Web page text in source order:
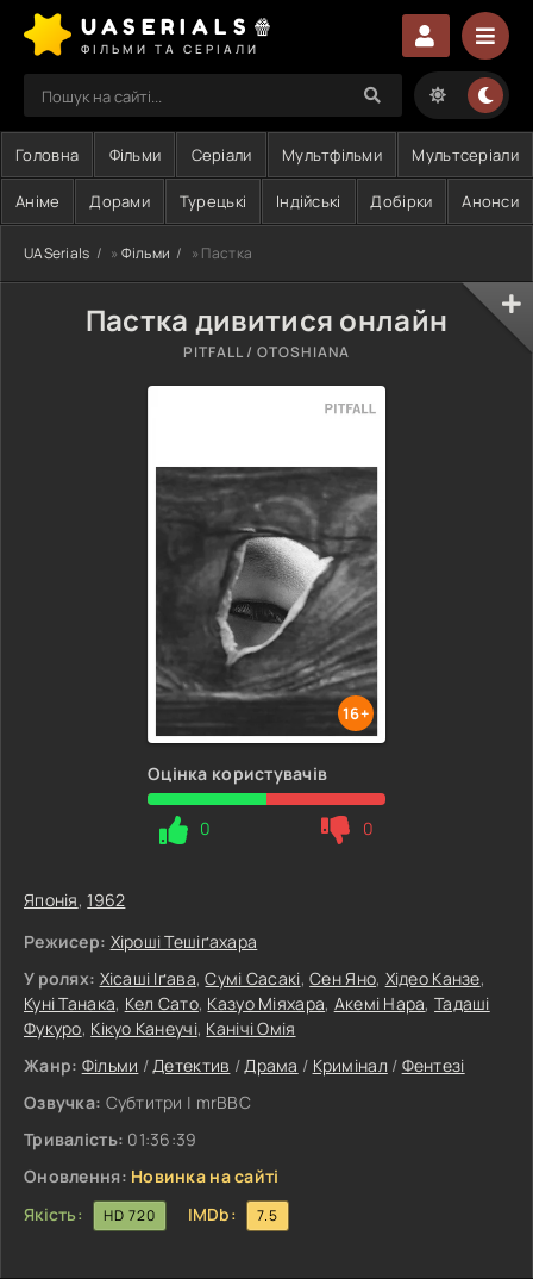
UASERIALS🍿
ФІЛЬМИ ТА СЕРІАЛИ
Головна Фільми Серіали Мультфільми Мультсеріали
Аніме Дорами Турецькі Індійські Добірки Анонси
UASerials » Фільми » Пастка
Пастка дивитися онлайн
PITFALL / OTOSHIANA
16+
Оцінка користувачів
0 0
Японія,1962
Режисер: Хіроші Тешіґахара
У ролях: Хісаші Іґава,Сумі Сасакі,Сен Яно, Хідео Канзе,
Куні Танака, Кел Сато, Казуо Міяхара, Акемі Нара,Тадаші
Фукуро, Кікуо Канеучі, Канічі Омія
Жанр: Фільми /Детектив /Драма / Кримінал / Фентезі
Озвучка: Субтитри | mrBBC
Тривалість: 01:36:39
Оновлення: Новинка на сайті
Якість:
HD 720 IMDb: 7.5